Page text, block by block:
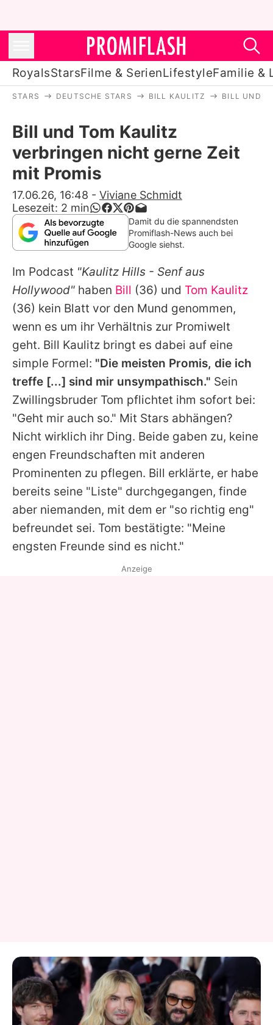
RoyalsStarsFilme & SerienLifestyleFamilie &
Stars
Filme & Serien
Lifestyle
Familie & Liebe
Promiflash Exklusiv
Alle Themen auf Promiflash
Jobs
App runterladen
Team
Redaktionelle Richtlinien
Impressum
Datenschutzerklärung
Utiq verwalten
STARS DEUTSCHE STARS BILL KAULITZ BILL UND
Bill und Tom Kaulitz
verbringen nicht gerne Zeit
mit Promis
17.06.26, 16:48 - Viviane Schmidt
Lesezeit: 2 min
Damit du die spannendsten
Promiflash-News auch bei
Google siehst.
Im Podcast "Kaulitz Hills - Senf aus
Hollywood" haben Bill (36) und Tom Kaulitz
(36) kein Blatt vor den Mund genommen,
wenn es um ihr Verhältnis zur Promiwelt
geht. Bill Kaulitz bringt es dabei auf eine
simple Formel: "Die meisten Promis, die ich
treffe [...] sind mir unsympathisch." Sein
Zwillingsbruder Tom pflichtet ihm sofort bei:
"Geht mir auch so." Mit Stars abhängen?
Nicht wirklich ihr Ding. Beide gaben zu, keine
engen Freundschaften mit anderen
Prominenten zu pflegen. Bill erklärte, er habe
bereits seine "Liste" durchgegangen, finde
aber niemanden, mit dem er "so richtig eng"
befreundet sei. Tom bestätigte: "Meine
engsten Freunde sind es nicht."
Anzeige